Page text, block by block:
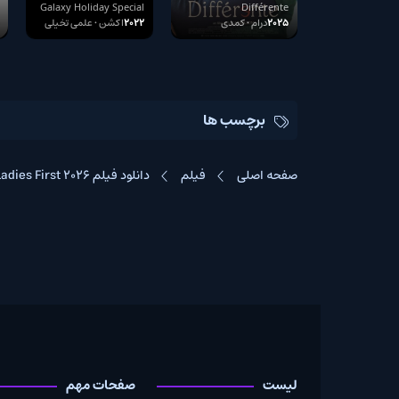
Differente 2025
Galaxy Holiday
Special 2022
Galaxy Holiday Special
2022 اکشن • علمی تخیلی
Family 2025
Rental Family
2025درام • کمدی
برچسب ها
فیلم دانلود فیلم Ladies First 2026
صفحات مهم